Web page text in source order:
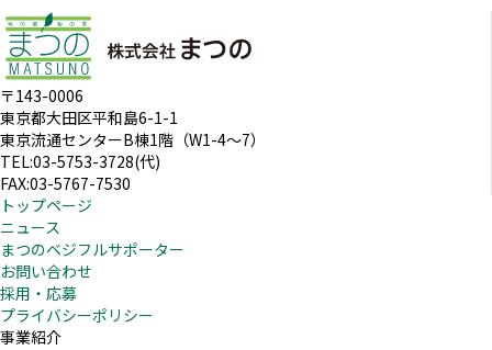
〒143-0006
東京都大田区平和島6-1-1
東京流通センターB棟1階（W1-4～7）
TEL:03-5753-3728(代)
FAX:03-5767-7530
トップページ
ニュース
まつのベジフルサポーター
お問い合わせ
採用・応募
プライバシーポリシー
事業紹介